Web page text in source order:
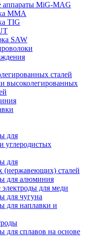
аппараты MiG-MAG
MMA
TIG
SAW
сталей
высоколегированных
для
углеродистых
для
(нержавеющих) сталей
для алюминия
для меди
для чугуна
для наплавки и
для сплавов на основе